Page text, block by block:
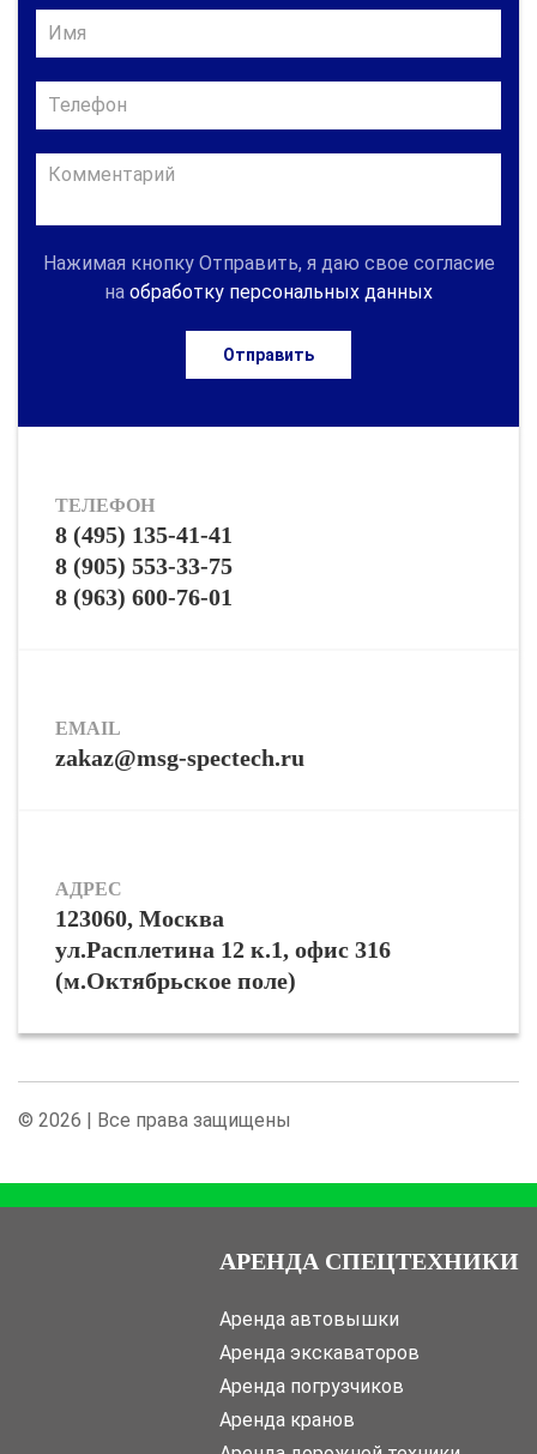
Нажимая кнопку Отправить, я даю свое согласие
на обработку персональных данных
Отправить
ТЕЛЕФОН
8 (495) 135-41-41
8 (905) 553-33-75
8 (963) 600-76-01
EMAIL
zakaz@msg-spectech.ru
АДРЕС
123060, Москва
ул.Расплетина 12 к.1, офис 316
(м.Октябрьское поле)
© 2026 | Все права защищены
АРЕНДА СПЕЦТЕХНИКИ
Аренда автовышки
Аренда экскаваторов
Аренда погрузчиков
Аренда кранов